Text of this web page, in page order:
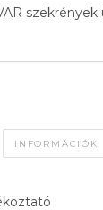
szekrények
INFORMÁCIÓK